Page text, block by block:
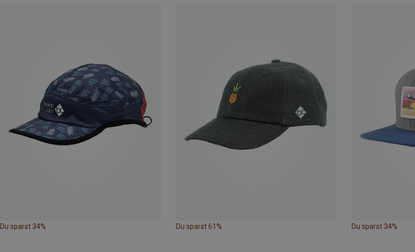
Du sparst 34% Du sparst 61% Du sparst 34%